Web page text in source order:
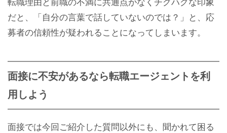
転職理由と前職の不満に共通点がなくチグハグな印象
だと、「自分の言葉で話していないのでは？」と、応
募者の信頼性が疑われることになってしまいます。
面接に不安があるなら転職エージェントを利
用しよう
面接では今回ご紹介した質問以外にも、聞かれて困る